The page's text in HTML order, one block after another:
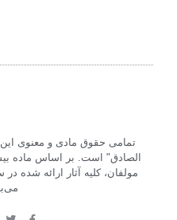
تمامی حقوق مادی و معنوی
الصادق" است. بر اساس ماده
مولفان، کلیه آثار ارائه شده